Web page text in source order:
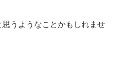
うようなことかもしれませ